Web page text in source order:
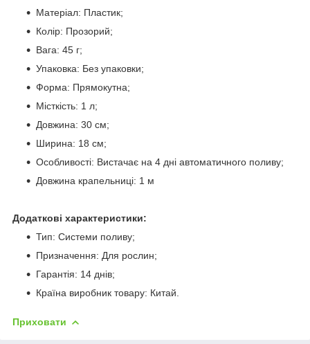
Матеріал: Пластик;
Колір: Прозорий;
Вага: 45 г;
Упаковка: Без упаковки;
Форма: Прямокутна;
Місткість: 1 л;
Довжина: 30 см;
Ширина: 18 см;
Особливості: Вистачає на 4 дні автоматичного поливу;
Довжина крапельниці: 1 м
Додаткові характеристики:
Тип: Системи поливу;
Призначення: Для рослин;
Гарантія: 14 днів;
Країна виробник товару: Китай.
Приховати